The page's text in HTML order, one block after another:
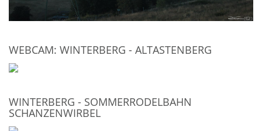
WEBCAM: WINTERBERG - ALTASTENBERG
WINTERBERG - SOMMERRODELBAHN
SCHANZENWIRBEL